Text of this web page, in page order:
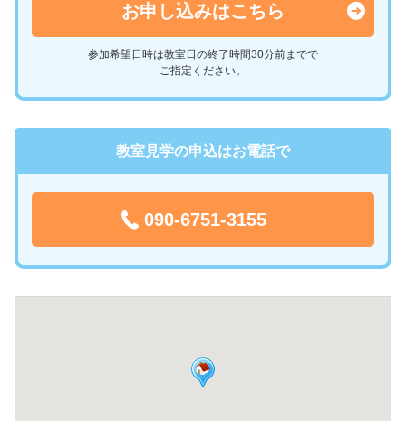
お申し込みはこちら
参加希望日時は教室日の終了時間30分前までで
ご指定ください。
教室見学の申込はお電話で
090-6751-3155